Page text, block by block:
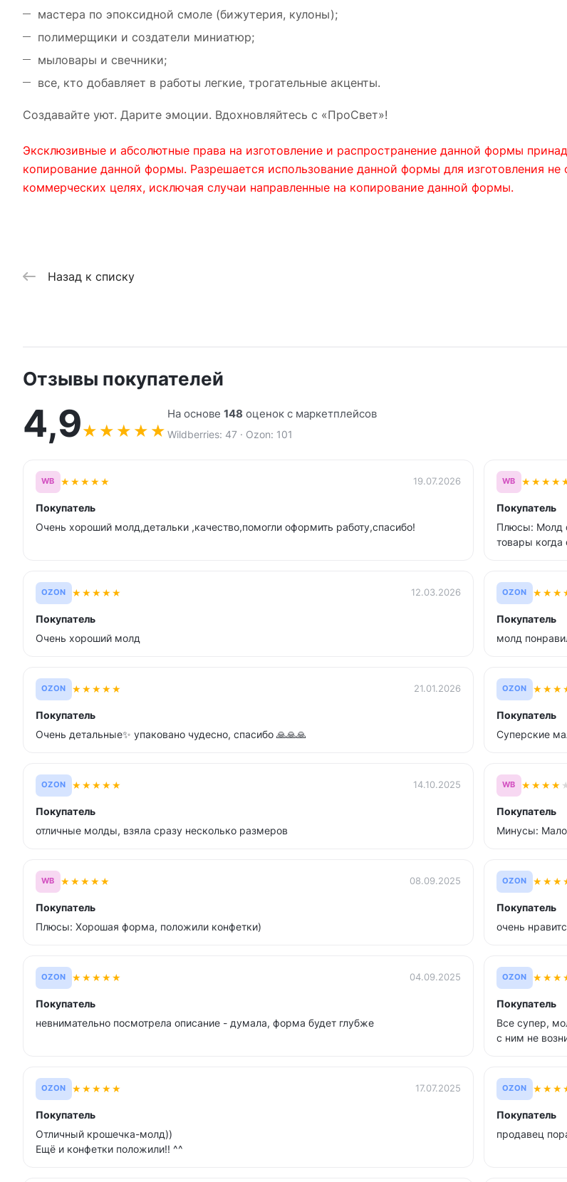
мастера по эпоксидной смоле (бижутерия, кулоны);
полимерщики и создатели миниатюр;
мыловары и свечники;
все, кто добавляет в работы легкие, трогательные акценты.
Создавайте уют. Дарите эмоции. Вдохновляйтесь с «ПроСвет»!
Эксклюзивные и абсолютные права на изготовление и распространение данной формы
копирование данной формы. Разрешается использование данной формы для изготовления не
коммерческих целях, исключая случаи направленные на копирование данной формы.
Назад к списку
Отзывы покупателей
4,9★ ★ ★ ★ ★
На основе 148 оценок с маркетплейсов
Wildberries: 47 · Ozon: 101
WB ★★★★★ 19.07.2026
Покупатель
Очень хороший молд,детальки ,качество,помогли оформить работу,спасибо!
WB ★★★★
Покупатель
Плюсы: Молд
товары
OZON ★★★★★ 12.03.2026
Покупатель
Очень хороший молд
OZON ★★★
Покупатель
молд
OZON ★★★★★ 21.01.2026
Покупатель
Очень детальные✨ упаковано чудесно, спасибо 🙏🙏🙏
OZON ★★★
Покупатель
Суперские
OZON ★★★★★ 14.10.2025
Покупатель
отличные молды, взяла сразу несколько размеров
WB ★★★★
Покупатель
Минусы:
WB ★★★★★ 08.09.2025
Покупатель
Плюсы: Хорошая форма, положили конфетки)
OZON ★★★
Покупатель
очень
OZON ★★★★★ 04.09.2025
Покупатель
невнимательно посмотрела описание - думала, форма будет глубже
OZON ★★★
Покупатель
Все супер,
с ним не
OZON ★★★★★ 17.07.2025
Покупатель
Отличный крошечка-молд))
Ещё и конфетки положили!! ^^
OZON ★★★
Покупатель
продавец